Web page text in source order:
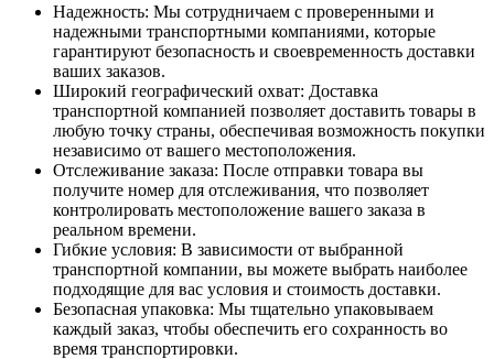
Надежность: Мы сотрудничаем с проверенными и
надежными транспортными компаниями, которые
гарантируют безопасность и своевременность доставки
ваших заказов.
Широкий географический охват: Доставка
транспортной компанией позволяет доставить товары в
любую точку страны, обеспечивая возможность покупки
независимо от вашего местоположения.
Отслеживание заказа: После отправки товара вы
получите номер для отслеживания, что позволяет
контролировать местоположение вашего заказа в
реальном времени.
Гибкие условия: В зависимости от выбранной
транспортной компании, вы можете выбрать наиболее
подходящие для вас условия и стоимость доставки.
Безопасная упаковка: Мы тщательно упаковываем
каждый заказ, чтобы обеспечить его сохранность во
время транспортировки.